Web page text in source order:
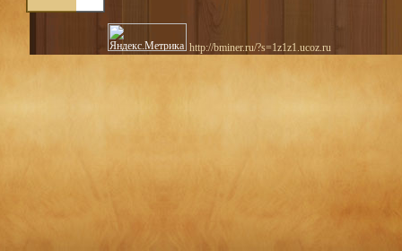
http://bminer.ru/?s=1z1z1.ucoz.ru